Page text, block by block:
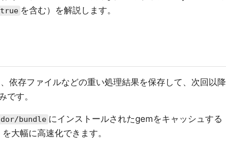
を含む）を解説します。
依存ファイルなどの重い処理結果を保存して、次回以降
です。
bundle にインストールされたgemをキャッシュする
を大幅に高速化できます。